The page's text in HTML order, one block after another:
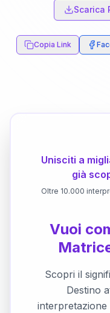
Scarica
Copia Link
Unisciti a
già
Oltre 10.000
Vuoi
Scopri il
Destino
interpretazione